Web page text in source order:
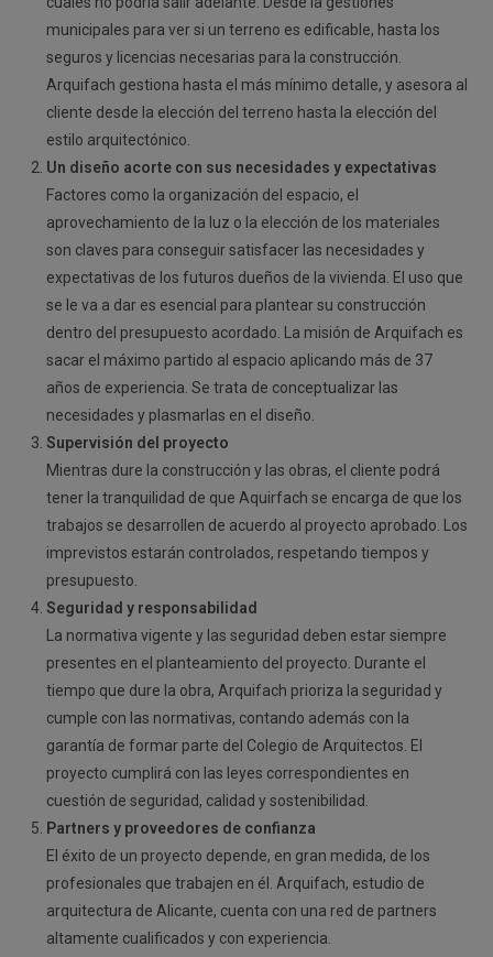
municipales para ver si un terreno es edificable, hasta los
seguros y licencias necesarias para la construcción.
Arquifach gestiona hasta el más mínimo detalle, y asesora al
cliente desde la elección del terreno hasta la elección del
estilo arquitectónico.
Un diseño acorte con sus necesidades y expectativas
Factores como la organización del espacio, el
aprovechamiento de la luz o la elección de los materiales
son claves para conseguir satisfacer las necesidades y
expectativas de los futuros dueños de la vivienda. El uso que
se le va a dar es esencial para plantear su construcción
dentro del presupuesto acordado. La misión de Arquifach es
sacar el máximo partido al espacio aplicando más de 37
años de experiencia. Se trata de conceptualizar las
necesidades y plasmarlas en el diseño.
Supervisión del proyecto
Mientras dure la construcción y las obras, el cliente podrá
tener la tranquilidad de que Aquirfach se encarga de que los
trabajos se desarrollen de acuerdo al proyecto aprobado. Los
imprevistos estarán controlados, respetando tiempos y
presupuesto.
Seguridad y responsabilidad
La normativa vigente y las seguridad deben estar siempre
presentes en el planteamiento del proyecto. Durante el
tiempo que dure la obra, Arquifach prioriza la seguridad y
cumple con las normativas, contando además con la
garantía de formar parte del Colegio de Arquitectos. El
proyecto cumplirá con las leyes correspondientes en
cuestión de seguridad, calidad y sostenibilidad.
Partners y proveedores de confianza
El éxito de un proyecto depende, en gran medida, de los
profesionales que trabajen en él. Arquifach, estudio de
arquitectura de Alicante, cuenta con una red de partners
altamente cualificados y con experiencia.